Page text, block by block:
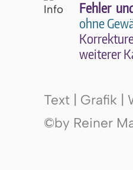
Fehler
ohne
wei­te­rer
Text | Grafik |
©by Reiner